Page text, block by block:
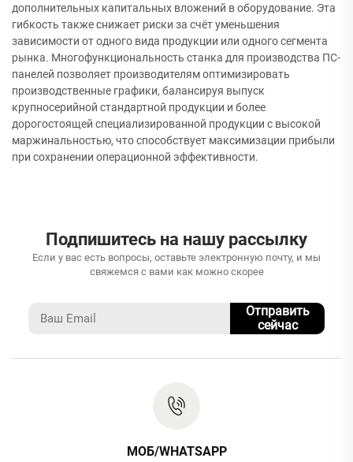
дополнительных капитальных вложений в оборудование. Эта
гибкость также снижает риски за счёт уменьшения
зависимости от одного вида продукции или одного сегмента
рынка. Многофункциональность станка для производства ПС-
панелей позволяет производителям оптимизировать
производственные графики, балансируя выпуск
крупносерийной стандартной продукции и более
дорогостоящей специализированной продукции с высокой
маржинальностью, что способствует максимизации прибыли
при сохранении операционной эффективности.
Подпишитесь на нашу рассылку
Если у вас есть вопросы, оставьте электронную почту, и мы
свяжемся с вами как можно скорее
Отправить
сейчас
МОБ/WHATSAPP